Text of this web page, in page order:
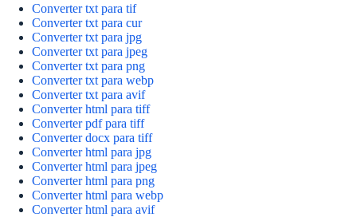
Converter txt para tif
Converter txt para cur
Converter txt para jpg
Converter txt para jpeg
Converter txt para png
Converter txt para webp
Converter txt para avif
Converter html para tiff
Converter pdf para tiff
Converter docx para tiff
Converter html para jpg
Converter html para jpeg
Converter html para png
Converter html para webp
Converter html para avif